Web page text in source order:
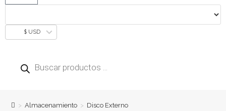
$ USD
> Almacenamiento > Disco Externo